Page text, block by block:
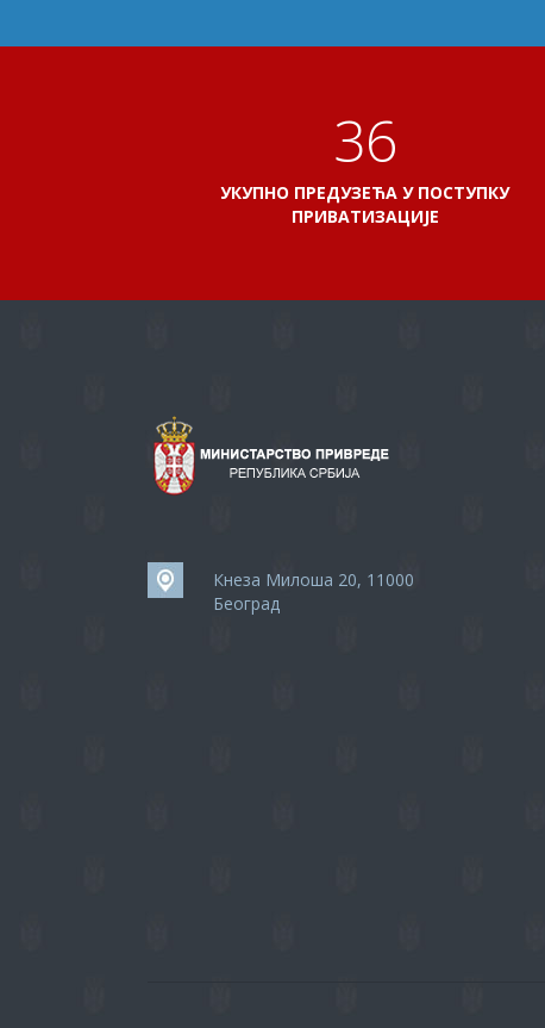
41
УКУПНО ПРЕДУЗЕЋА У ПОСТУПКУ
ПРИВАТИЗАЦИЈЕ
Кнеза Милоша 20, 11000
Београд